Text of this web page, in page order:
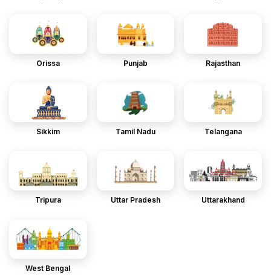
Orissa Punjab Rajasthan
Sikkim Tamil Nadu Telangana
Tripura Uttar Pradesh Uttarakhand
West Bengal